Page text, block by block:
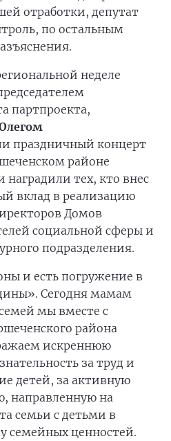
отработки, депутат
по остальным
неделе
партпроекта,
праздничный концерт
районе
наградили тех, кто внес
вклад в реализацию
Домов
социальной сферы и
подразделения.
и есть погружение в
Сегодня мамам
мы вместе с
района
искреннюю
за труд и
детей, за активную
направленную на
семьи с детьми в
семейных ценностей.